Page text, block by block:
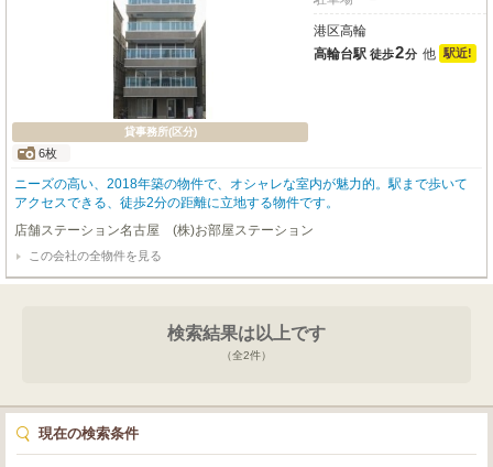
貸事務所(区分)
6枚
港区高輪
高輪台駅 徒歩2分 他 駅近!
ニーズの高い、2018年築の物件で、オシャレな室内が魅力的。駅まで歩いて
アクセスできる、徒歩2分の距離に立地する物件です。
店舗ステーション名古屋 (株)お部屋ステーション
この会社の全物件を見る
検索結果は以上です
（全2件）
現在の検索条件